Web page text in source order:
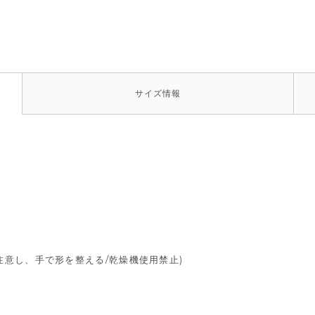
サイズ情報
し、手で形を整える/乾燥機使用禁止)